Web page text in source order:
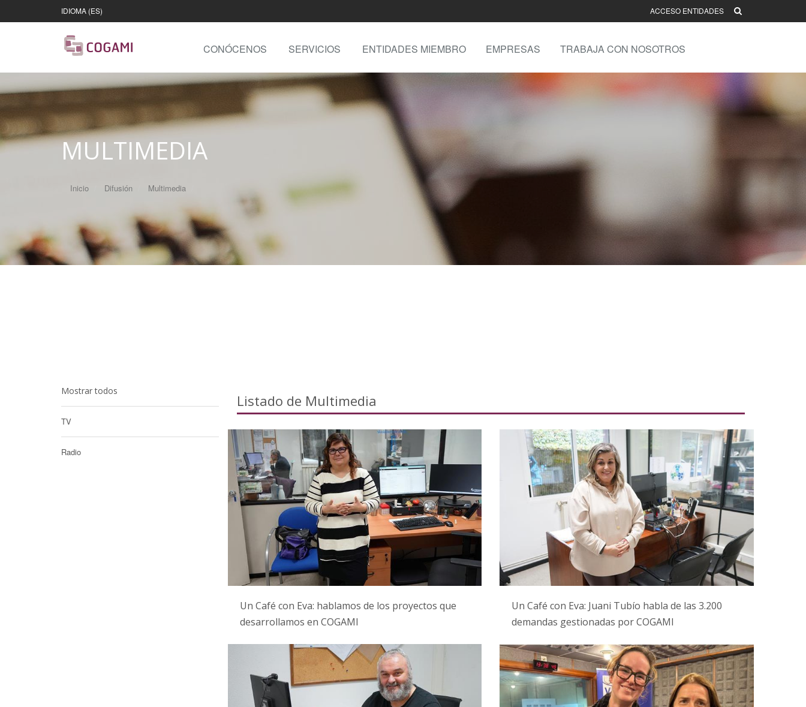
IDIOMA (ES) ACCESO ENTIDADES
CONÓCENOS SERVICIOS ENTIDADES MIEMBRO EMPRESAS TRABAJA CON NOSOTROS
MULTIMEDIA
Inicio Difusión Multimedia
Mostrar todos
TV
Radio
Listado de Multimedia
Un Café con Eva: hablamos de los proyectos que
desarrollamos en COGAMI
Un Café con Eva: Juani Tubío habla de las 3.200
demandas gestionadas por COGAMI